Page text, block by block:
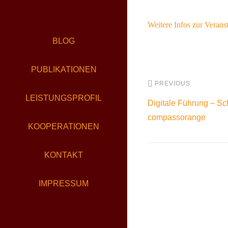
BLOG
PUBLIKATIONEN
LEISTUNGSPROFIL
KOOPERATIONEN
KONTAKT
IMPRESSUM
Weitere Infos zur
PREVIOUS
Digitale Führung –
compassorange